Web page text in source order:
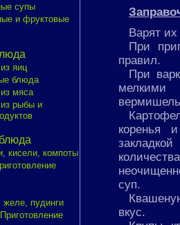
супы
и фруктовые
яиц
блюда
мяса
рыбы и
кисели, компоты
пудинги
Варят
При
правил.
При
мелкими
коренья
суп.
вкус.